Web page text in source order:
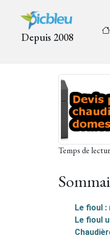
Depuis 2008
Temps de
Le fioul
Le fioul